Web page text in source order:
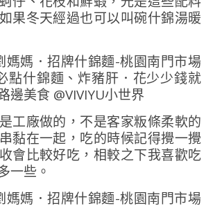
果冬天經過也可以叫碗什錦湯暖
工廠做的，不是客家粄條柔軟的
黏在一起，吃的時候記得攪一攪
會比較好吃，相較之下我喜歡吃
一些。